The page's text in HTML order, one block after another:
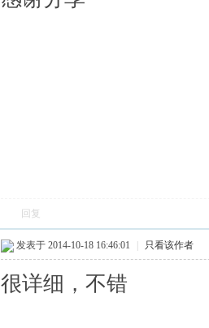
回复
发表于 2014-10-18 16:46:01 只看该作者
很详细，不错